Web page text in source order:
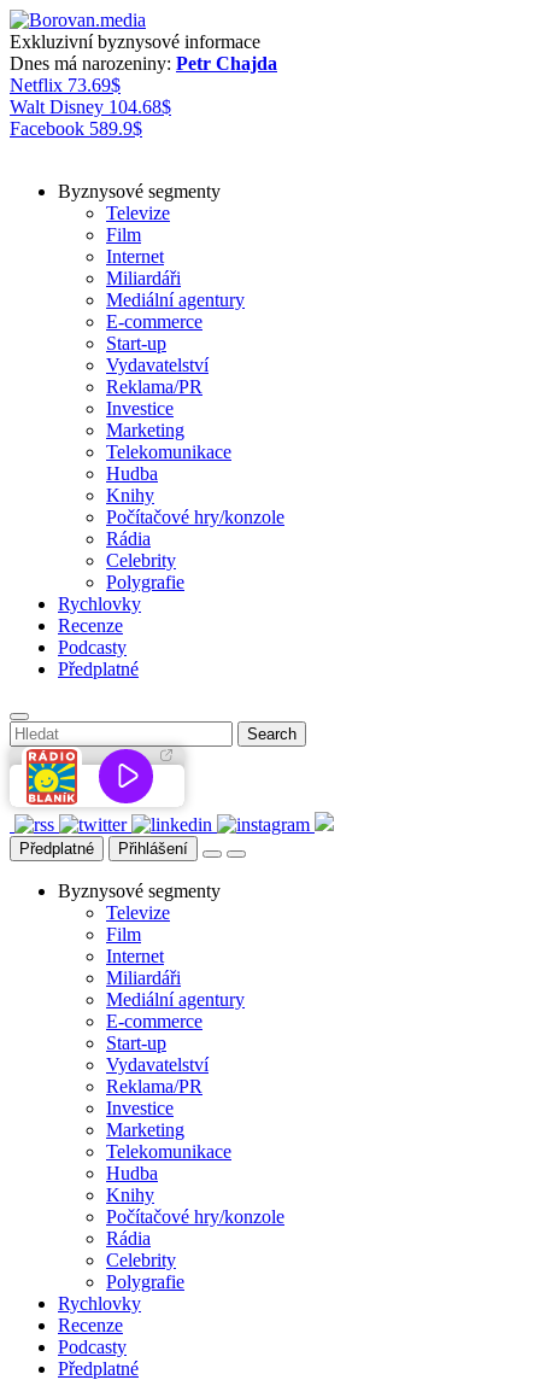
Exkluzivní byznysové informace
Dnes má narozeniny: Petr Chajda
Netflix 73.69$
Walt Disney 104.68$
Facebook 589.9$
Byznysové segmenty
Televize
Film
Internet
Miliardáři
Mediální agentury
E-commerce
Start-up
Vydavatelství
Reklama/PR
Investice
Marketing
Telekomunikace
Hudba
Knihy
Počítačové hry/konzole
Rádia
Celebrity
Polygrafie
Rychlovky
Recenze
Podcasty
Předplatné
Předplatné Přihlášení
Byznysové segmenty
Televize
Film
Internet
Miliardáři
Mediální agentury
E-commerce
Start-up
Vydavatelství
Reklama/PR
Investice
Marketing
Telekomunikace
Hudba
Knihy
Počítačové hry/konzole
Rádia
Celebrity
Polygrafie
Rychlovky
Recenze
Podcasty
Předplatné